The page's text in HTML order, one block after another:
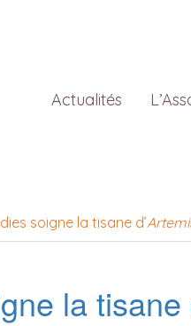
Actualités
soigne la tisane d’
la tisane